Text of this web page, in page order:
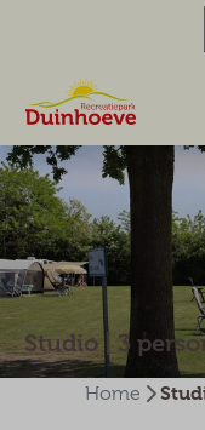
Studio | 3
Home